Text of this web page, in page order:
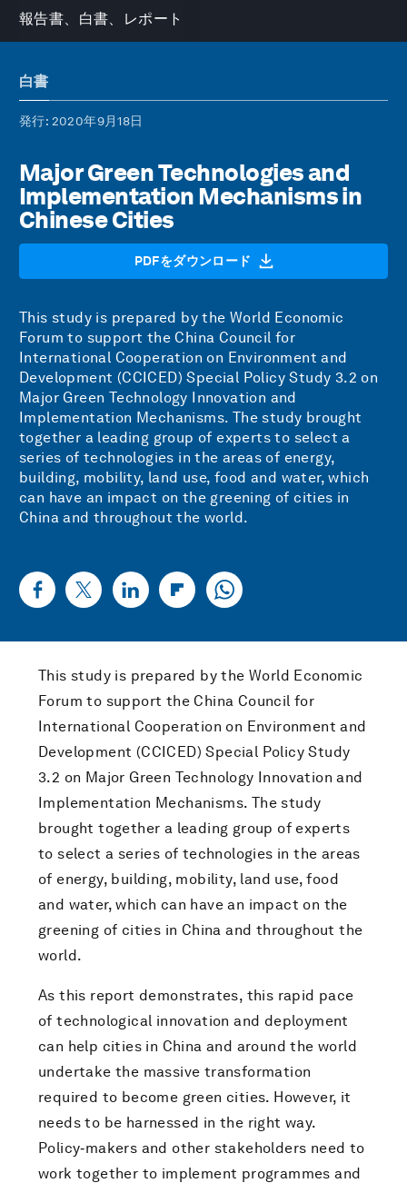
報告書、白書、レポート
白書
発行: 2020年9月18日
Major Green Technologies and
Implementation Mechanisms in
Chinese Cities
PDFをダウンロード
This study is prepared by the World Economic
Forum to support the China Council for
International Cooperation on Environment and
Development (CCICED) Special Policy Study 3.2 on
Major Green Technology Innovation and
Implementation Mechanisms. The study brought
together a leading group of experts to select a
series of technologies in the areas of energy,
building, mobility, land use, food and water, which
can have an impact on the greening of cities in
China and throughout the world.
This study is prepared by the World Economic
Forum to support the China Council for
International Cooperation on Environment and
Development (CCICED) Special Policy Study
3.2 on Major Green Technology Innovation and
Implementation Mechanisms. The study
brought together a leading group of experts
to select a series of technologies in the areas
of energy, building, mobility, land use, food
and water, which can have an impact on the
greening of cities in China and throughout the
world.
As this report demonstrates, this rapid pace
of technological innovation and deployment
can help cities in China and around the world
undertake the massive transformation
required to become green cities. However, it
needs to be harnessed in the right way.
Policy‑makers and other stakeholders need to
work together to implement programmes and